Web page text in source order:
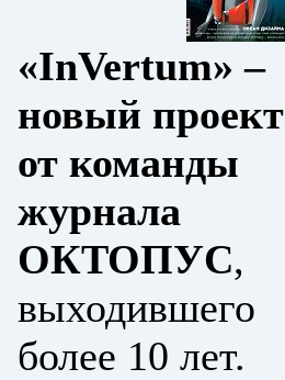
«InVertum» –
новый проект
от команды
журнала
ОКТОПУС,
выходившего
более 10 лет.